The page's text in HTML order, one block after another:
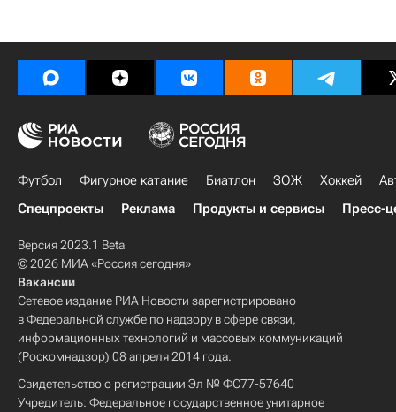
Футбол Фигурное катание Биатлон ЗОЖ Хоккей
Спецпроекты
Реклама Продукты и сервисы Пресс-
Версия 2023.1 Beta
© 2026 МИА «Россия сегодня»
Вакансии
Сетевое издание РИА Новости зарегистрировано
в Федеральной службе по надзору в сфере связи,
информационных технологий и массовых коммуникаций
(Роскомнадзор) 08 апреля 2014 года.
Свидетельство о регистрации Эл № ФС77-57640
Учредитель: Федеральное государственное унитарное